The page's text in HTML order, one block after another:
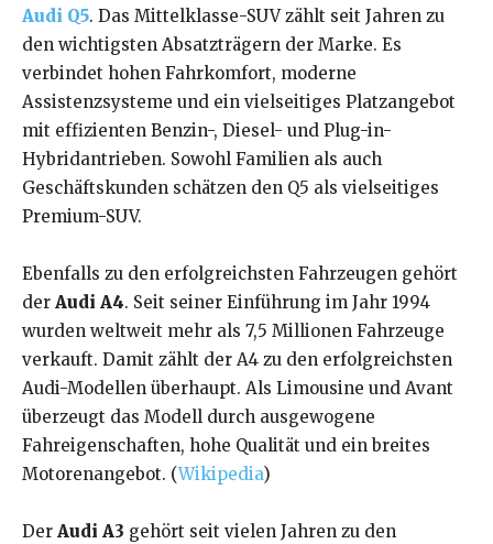
Audi Q5. Das Mittelklasse-SUV zählt seit Jahren zu
den wichtigsten Absatzträgern der Marke. Es
verbindet hohen Fahrkomfort, moderne
Assistenzsysteme und ein vielseitiges Platzangebot
mit effizienten Benzin-, Diesel- und Plug-in-
Hybridantrieben. Sowohl Familien als auch
Geschäftskunden schätzen den Q5 als vielseitiges
Premium-SUV.
Ebenfalls zu den erfolgreichsten Fahrzeugen gehört
der Audi A4. Seit seiner Einführung im Jahr 1994
wurden weltweit mehr als 7,5 Millionen Fahrzeuge
verkauft. Damit zählt der A4 zu den erfolgreichsten
Audi-Modellen überhaupt. Als Limousine und Avant
überzeugt das Modell durch ausgewogene
Fahreigenschaften, hohe Qualität und ein breites
Motorenangebot. (Wikipedia)
Der Audi A3 gehört seit vielen Jahren zu den